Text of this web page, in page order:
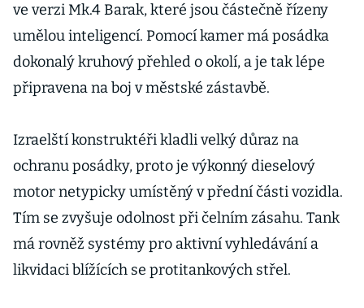
ve verzi Mk.4 Barak, které jsou částečně řízeny
umělou inteligencí. Pomocí kamer má posádka
dokonalý kruhový přehled o okolí, a je tak lépe
připravena na boj v městské zástavbě.
Izraelští konstruktéři kladli velký důraz na
ochranu posádky, proto je výkonný dieselový
motor netypicky umístěný v přední části vozidla.
Tím se zvyšuje odolnost při čelním zásahu. Tank
má rovněž systémy pro aktivní vyhledávání a
likvidaci blížících se protitankových střel.